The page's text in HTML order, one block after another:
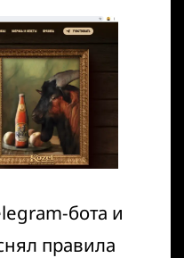
бота и
правила